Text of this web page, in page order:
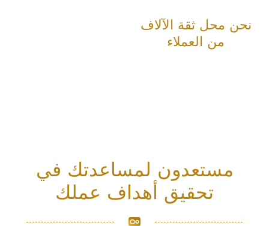
نحن محل ثقة الآلاف
من العملاء
مستعدون لمساعدتك في
تحقيق أهداف عملك